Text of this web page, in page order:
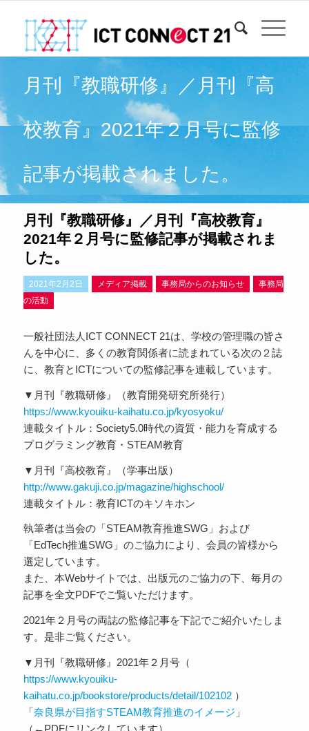
月刊『教職研修』／月刊『高
校教育』2021年２月号に監修
記事が掲載されました。
月刊『教職研修』／月刊『高校教育』
2021年２月号に監修記事が掲載されま
した。
2021年2月2日 メディア掲載 事務局からのお知らせ
事務局
の活動
一般社団法人ICT CONNECT 21は、学校の管理職の皆さ
んを中心に、多くの教育関係者に読まれている次の２誌
に、教育とICTについての監修記事を連載しています。
▼月刊『教職研修』（教育開発研究所発行）
https://www.kyouiku-kaihatu.co.jp/kyosyoku/
連載タイトル：Society5.0時代の資質・能力を育成する
プログラミング教育・STEAM教育
▼月刊『高校教育』（学事出版）
http://www.gakuji.co.jp/magazine/highschool/
連載タイトル：教育ICTのキソキホン
執筆者は当会の「STEAM教育推進SWG」および
「EdTech推進SWG」のご協力により、会員の皆様から
選定しています。
また、本Webサイトでは、出版元のご協力の下、毎月の
記事を全文PDFでご覧いただけます。
2021年２月号の両誌の監修記事を下記でご紹介いたしま
す。是非ご覧ください。
▼月刊『教職研修』2021年２月号（
https://www.kyouiku-
kaihatu.co.jp/bookstore/products/detail/102102）
「奈良県が目指すSTEAM教育推進のイメージ 」
（←PDFにリンクしています）